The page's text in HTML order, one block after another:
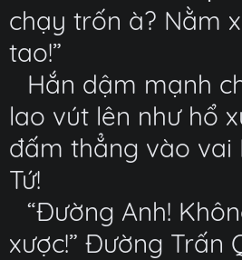
chạy trốn à? Nằm
tao!”
Hắn dậm mạnh
lao vút lên như hổ
đấm thẳng vào vai
Tứ!
“Đường Anh!
xược!” Đường Trấn